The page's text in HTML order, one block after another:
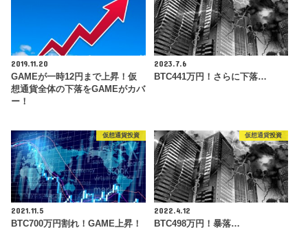
2019.11.20
GAMEが一時12円まで上昇！仮
想通貨全体の下落をGAMEがカバ
ー！
2023.7.6
BTC441万円！さらに下落…
仮想通貨投資
2021.11.5
BTC700万円割れ！GAME上昇！
仮想通貨投資
2022.4.12
BTC498万円！暴落…